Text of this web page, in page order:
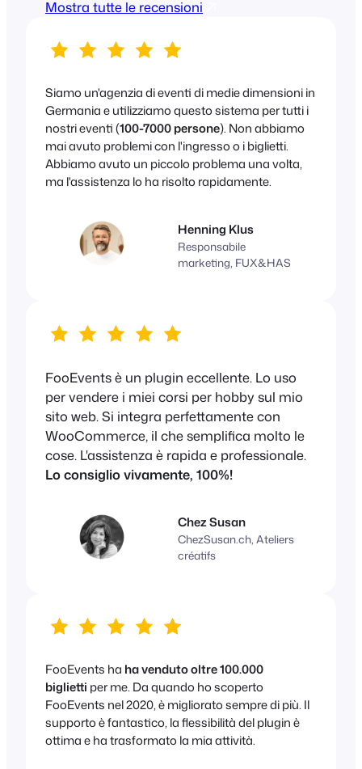
Mostra tutte le recensioni
Siamo un'agenzia di eventi di medie dimensioni in
Germania e utilizziamo questo sistema per tutti i
nostri eventi (100-7000 persone). Non abbiamo
mai avuto problemi con l'ingresso o i biglietti.
Abbiamo avuto un piccolo problema una volta,
ma l'assistenza lo ha risolto rapidamente.
Henning Klus
Responsabile
marketing, FUX&HAS
FooEvents è un plugin eccellente. Lo uso
per vendere i miei corsi per hobby sul mio
sito web. Si integra perfettamente con
WooCommerce, il che semplifica molto le
cose. L'assistenza è rapida e professionale.
Lo consiglio vivamente, 100%!
Chez Susan
ChezSusan.ch, Ateliers
créatifs
FooEvents ha ha venduto oltre 100.000
biglietti per me. Da quando ho scoperto
FooEvents nel 2020, è migliorato sempre di più. Il
supporto è fantastico, la flessibilità del plugin è
ottima e ha trasformato la mia attività.